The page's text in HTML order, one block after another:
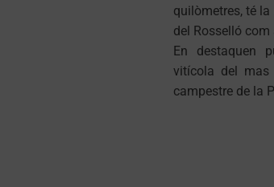
quilòmetres, té
del Rosselló
En destaquen
vitícola del mas
campestre de la